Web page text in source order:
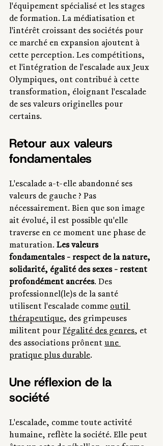
l'équipement spécialisé et les stages
de formation. La médiatisation et
l'intérêt croissant des sociétés pour
ce marché en expansion ajoutent à
cette perception. Les compétitions,
et l'intégration de l'escalade aux Jeux
Olympiques, ont contribué à cette
transformation, éloignant l'escalade
de ses valeurs originelles pour
certains.
Retour aux valeurs
fondamentales
L'escalade a-t-elle abandonné ses
valeurs de gauche ? Pas
nécessairement. Bien que son image
ait évolué, il est possible qu'elle
traverse en ce moment une phase de
maturation. Les valeurs
fondamentales - respect de la nature,
solidarité, égalité des sexes - restent
profondément ancrées. Des
professionnel(le)s de la santé
utilisent l'escalade comme outil
thérapeutique, des grimpeuses
militent pour l'égalité des genres, et
des associations prônent une
pratique plus durable.
Une réflexion de la
société
L'escalade, comme toute activité
humaine, reflète la société. Elle peut